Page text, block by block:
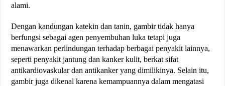
alami.
Dengan kandungan katekin dan tanin, gambir tidak hanya
berfungsi sebagai agen penyembuhan luka tetapi juga
menawarkan perlindungan terhadap berbagai penyakit lainnya,
seperti penyakit jantung dan kanker kulit, berkat sifat
antikardiovaskular dan antikanker yang dimilikinya. Selain itu,
gambir juga dikenal karena kemampuannya dalam mengatasi